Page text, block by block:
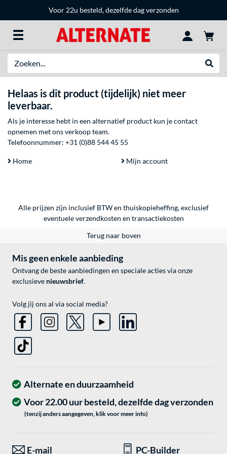
Voor 22u besteld, dezelfde dag verzonden
Helaas is dit product (tijdelijk) niet meer
leverbaar.
Als je interesse hebt in een alternatief product kun je contact
opnemen met ons verkoop team.
Telefoonnummer: +31 (0)88 544 45 55
Home Mijn account
Alle prijzen zijn inclusief BTW en thuiskopieheffing, exclusief
eventueleverzendkosten en transactiekosten
Terug naar boven
Mis geen enkele aanbieding
Ontvang de beste aanbiedingen en speciale acties via onze
exclusieve nieuwsbrief.
Volg jij ons al via social media?
Alternate en duurzaamheid
Voor 22.00 uur besteld, dezelfde dag verzonden
(tenzij anders aangegeven, klik voor meer info)
E-mail PC-Builder